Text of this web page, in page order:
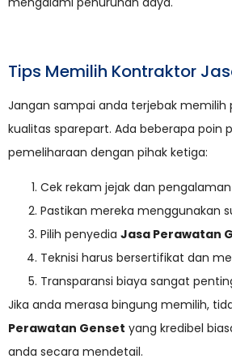
Tips Memilih Kontraktor
Jangan sampai anda terjebak
kualitas sparepart. Ada beberapa
pemeliharaan dengan pihak ketiga:
Cek rekam jejak dan
Pastikan mereka menggunakan
Pilih penyedia Jasa Perawatan
Teknisi harus bersertifikat dan
Transparansi biaya sangat
Jika anda merasa bingung memilih,
Perawatan Genset yang kredibel
anda secara mendetail.